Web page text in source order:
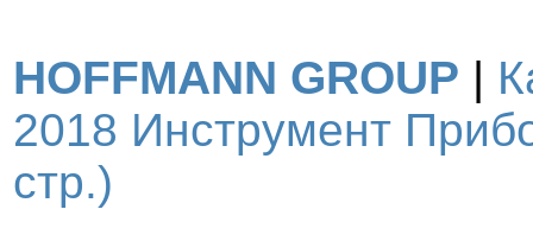
HOFFMANN GROUP |
2018 Инструмент
стр.)